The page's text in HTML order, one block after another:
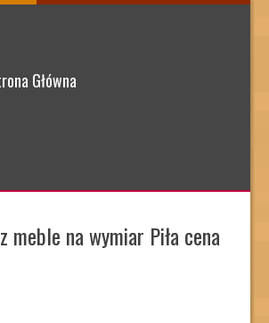
Główna
meble na wymiar Piła cena